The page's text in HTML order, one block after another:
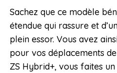
Sachez que ce modèle
étendue qui rassure et
plein essor. Vous avez
pour vos déplacements
ZS Hybrid+, vous faites